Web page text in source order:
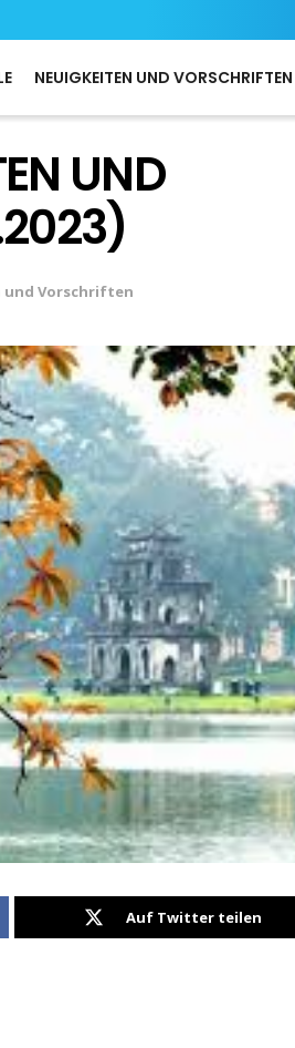
NEUIGKEITEN UND VORSCHRIFTEN
UND
und Vorschriften
Auf Twitter teilen